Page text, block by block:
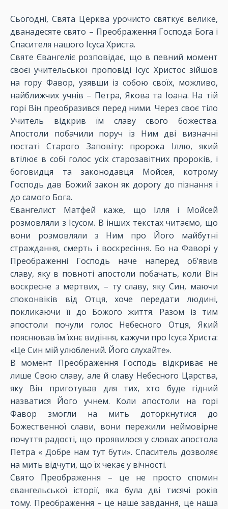
Сьогодні, Свята Церква урочисто святкує велике,
дванадесяте свято – Преображення Господа Бога і
Спасителя нашого Ісуса Христа.
Святе Євангеліє розповідає, що в певний момент
своєї учительської проповіді Ісус Христос зійшов
на гору Фавор, узявши із собою своїх, можливо,
найближчих учнів – Петра, Якова та Іоана. На тій
горі Він преобразився перед ними. Через своє тіло
Учитель відкрив їм славу свого божества.
Апостоли побачили поруч із Ним дві визначні
постаті Старого Заповіту: пророка Іллю, який
втілює в собі голос усіх старозавітних пророків, і
боговидця та законодавця Мойсея, котрому
Господь дав Божий закон як дорогу до пізнання і
до самого Бога.
Євангелист Матфей каже, що Ілля і Мойсей
розмовляли з Ісусом. В інших текстах читаємо, що
вони розмовляли з Ним про Його майбутні
страждання, смерть і воскресіння. Бо на Фаворі у
Преображенні Господь наче наперед об’явив
славу, яку в повноті апостоли побачать, коли Він
воскресне з мертвих, – ту славу, яку Син, маючи
споконвіків від Отця, хоче передати людині,
покликаючи її до Божого життя. Разом із тим
апостоли почули голос Небесного Отця, Який
пояснював їм їхнє видіння, кажучи про Ісуса Христа:
«Це Син мій улюблений. Його слухайте».
В момент Преображення Господь відкриває не
лише Cвою славу, але й славу Небесного Царства,
яку Він приготував для тих, хто буде гідний
назватися Його учнем. Коли апостоли на горі
Фавор змогли на мить доторкнутися до
Божественної слави, вони пережили неймовірне
почуття радості, що проявилося у словах апостола
Петра « Добре нам тут бути». Спаситель дозволяє
на мить відчути, що їх чекає у вічності.
Свято Преображення – це не просто спомин
євангельської історії, яка була дві тисячі років
тому. Преображення – це наше завдання, це наша